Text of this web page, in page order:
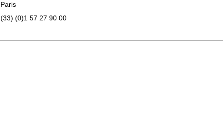
Paris
(33) (0)1 57 27 90 00